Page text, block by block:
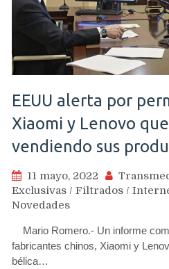
EEUU alerta por
Xiaomi y Lenovo
vendiendo sus
11 mayo, 2022
Exclusivas / Filtrados /
Novedades
Mario Romero.- Un informe
fabricantes chinos, Xiaomi y
bélica…